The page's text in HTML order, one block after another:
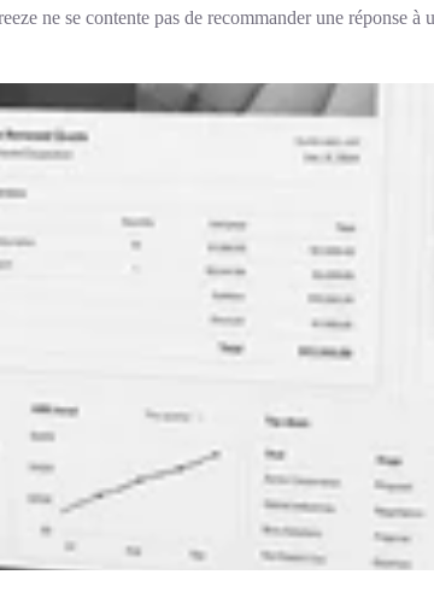
ne se contente pas de recommander une réponse